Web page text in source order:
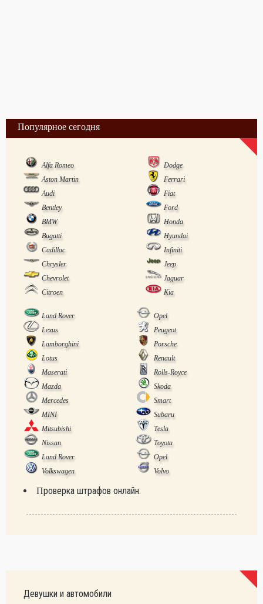
Популярное сегодня
Alfa Romeo
Dodge
Aston Martin
Ferrari
Audi
Fiat
Bentley
Ford
BMW
Honda
Bugatti
Hyundai
Cadillac
Infiniti
Chrysler
Jeep
Chevrolet
Jaguar
Citroen
Kia
Land Rover
Opel
Lexus
Peugeot
Lamborghini
Porsche
Lotus
Renault
Maserati
Rolls-Royce
Mazda
Skoda
Mercedes
Smart
MINI
Subaru
Mitsubishi
Tesla
Nissan
Toyota
Land Rover
Opel
Volkswagen
Volvo
Проверка штрафов онлайн.
Девушки и автомобили